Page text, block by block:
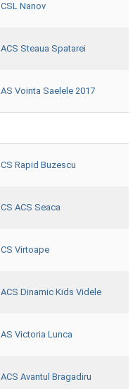
CSL Nanov
ACS Steaua Spatarei
AS Vointa Saelele 2017
CS Rapid Buzescu
CS ACS Seaca
CS Virtoape
ACS Dinamic Kids Videle
AS Victoria Lunca
ACS Avantul Bragadiru